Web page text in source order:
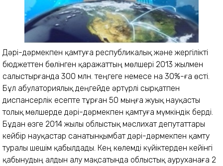
Дәрі-дәрмекпен қамтуға республикалық және жергілікті
бюджеттен бөлінген қаражаттың мөлшері 2013 жылмен
салыстырғанда 300 млн. теңгеге немесе на 30%-ға өсті.
Бұл абулаториялық деңгейде әртүрлі сырқатпен
диспансерлік есепте тұрған 50 мыңға жуық науқасты
толық мөлшерде дәрі-дәрмекпен қамтуға мүмкіндік берді.
Бұдан өзге 2014 жылы облыстық мәслихат депутаттары
кейбір науқастар санатынқымбат дәрі-дәрмекпен қамту
туралы шешім қабылдады. Кең көлемді күйіктерден кейінгі
қабынудың алдын алу мақсатында облыстық ауруханаға 2